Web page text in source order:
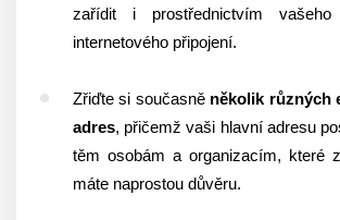
zařídit i prostřednictvím vašeho
internetového připojení.
Zřiďte si současně několik různých
adres, přičemž vaši hlavní adresu
těm osobám a organizacím, které
máte naprostou důvěru.